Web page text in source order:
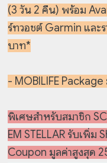
(3 วัน 2 คืน) พร้อม
ร์ทวอชต์ Garmin และ
บาท*
- MOBILIFE
พิเศษสำหรับสมาชิก
EM STELLAR รับเพิ่
Coupon มูลค่าสูงสุด